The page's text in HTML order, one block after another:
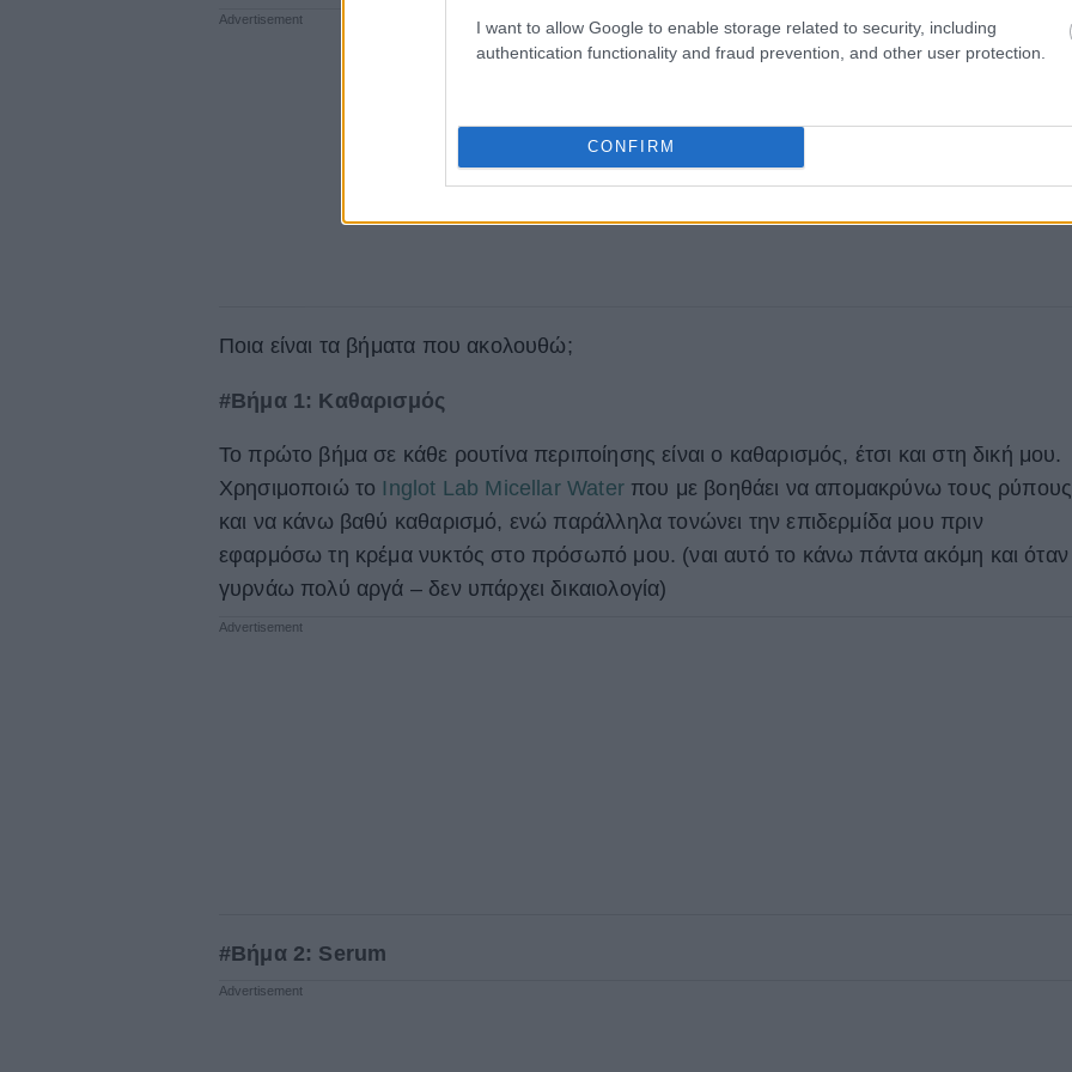
I want to allow Google to enable storage related to security, including
authentication functionality and fraud prevention, and other user protection.
CONFIRM
Ποια είναι τα βήματα που ακολουθώ;
#Βήμα 1: Καθαρισμός
Το πρώτο βήμα σε κάθε ρουτίνα περιποίησης είναι ο καθαρισμός, έτσι και στη δική μου.
Χρησιμοποιώ το Inglot Lab Micellar Water που με βοηθάει να απομακρύνω τους ρύπους
και να κάνω βαθύ καθαρισμό, ενώ παράλληλα τονώνει την επιδερμίδα μου πριν
εφαρμόσω τη κρέμα νυκτός στο πρόσωπό μου. (ναι αυτό το κάνω πάντα ακόμη και όταν
γυρνάω πολύ αργά – δεν υπάρχει δικαιολογία)
#Βήμα 2: Serum